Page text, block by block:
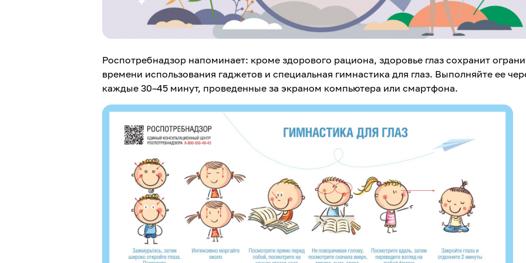
Роспотребнадзор напоминает: кроме здорового рациона, здоровье глаз сохранит
времени использования гаджетов и специальная гимнастика для глаз. Выполняйте ее
каждые 30–45 минут, проведенные за экраном компьютера или смартфона.